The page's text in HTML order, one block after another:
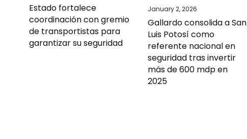
Estado fortalece
coordinación con gremio
de transportistas para
garantizar su seguridad
January 2, 2026
Gallardo consolida a San
Luis Potosí como
referente nacional en
seguridad tras invertir
más de 600 mdp en
2025